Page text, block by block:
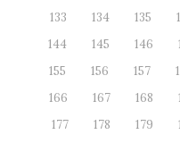
133
134 135
144
145 146
155
156 157
166
167 168
177
178 179